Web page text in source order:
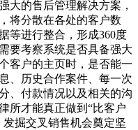
大的售后管理解决方案，
将分散在各处的客户数
等进行整合，形成360度
要考察系统是否具备强大
客户的主页时，是否能一
、历史合作案件、每一次
、付款情况以及相关的沟
所才能真正做到“比客户
掘交叉销售机会奠定坚